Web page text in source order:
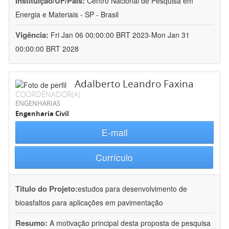
Energia e Materiais - SP - Brasil
Vigência: Fri Jan 06 00:00:00 BRT 2023-Mon Jan 31
00:00:00 BRT 2028
Adalberto Leandro Faxina
COORDENADOR(A)
ENGENHARIAS
Engenharia Civil
E-mail
Currículo
Título do Projeto:estudos para desenvolvimento de
bioasfaltos para aplicações em pavimentação
Resumo: A motivação principal desta proposta de pesquisa